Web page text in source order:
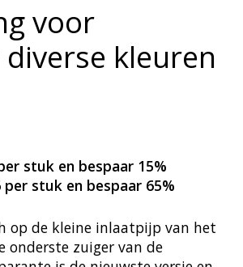
voor
kleuren
stuk en bespaar 15%
stuk en bespaar 65%
op de kleine inlaatpijp van het
onderste zuiger van de